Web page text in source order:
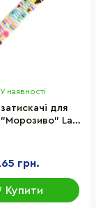
У наявності
для
La-
грн.
Купити